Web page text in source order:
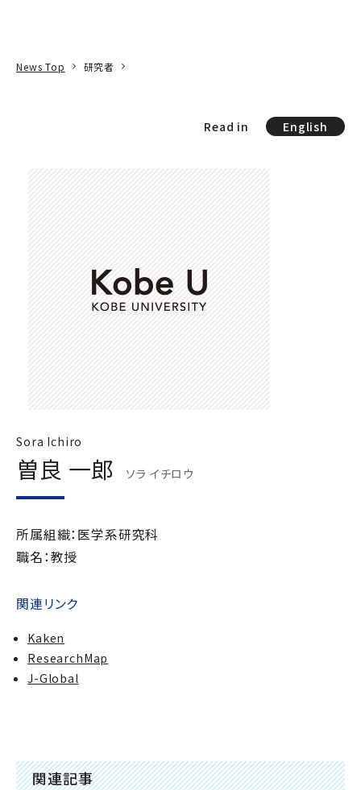
News Top 研究者
Read in English
Sora Ichiro
曽良 一郎 ソラ イチロウ
所属組織：医学系研究科
職名：教授
関連リンク
Kaken
ResearchMap
J-Global
関連記事